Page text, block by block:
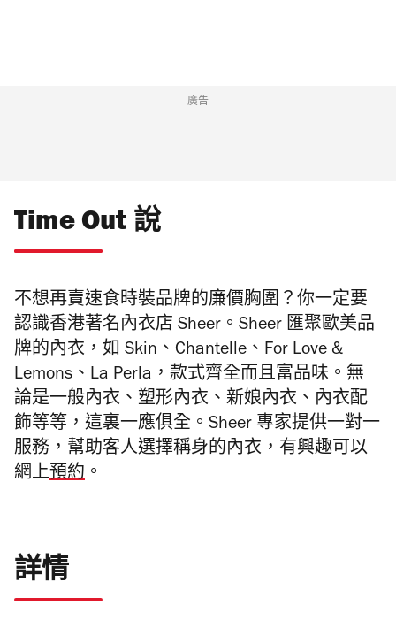
廣告
Time Out 說
不想再賣速食時裝品牌的廉價胸圍？你一定要
認識香港著名內衣店 Sheer。Sheer 匯聚歐美品
牌的內衣，如 Skin、Chantelle、For Love &
Lemons、La Perla，款式齊全而且富品味。無
論是一般內衣、塑形內衣、新娘內衣、內衣配
飾等等，這裏一應俱全。Sheer 專家提供一對一
服務，幫助客人選擇稱身的內衣，有興趣可以
網上預約 。
詳情